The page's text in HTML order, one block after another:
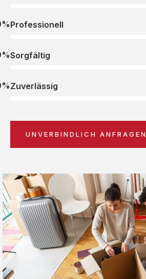
Professionell
Sorgfältig
Zuverlässig
UNVERBINDLICH ANFRAGEN